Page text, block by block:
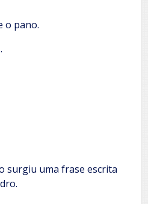
o pano.
surgiu uma frase escrita